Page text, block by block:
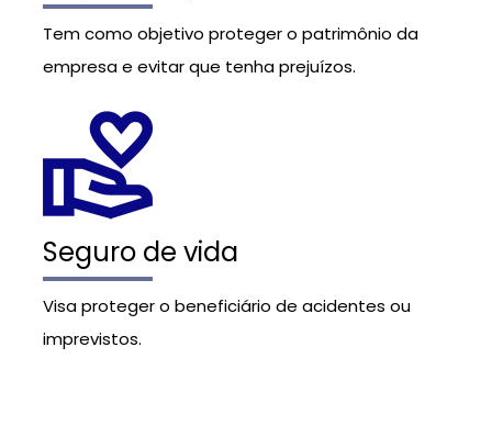
Tem como objetivo proteger o patrimônio da
empresa e evitar que tenha prejuízos.
Seguro de vida
Visa proteger o beneficiário de acidentes ou
imprevistos.